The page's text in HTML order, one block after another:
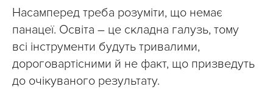
Насамперед треба розуміти, що немає
панацеї. Освіта – це складна галузь, тому
всі інструменти будуть тривалими,
дороговартісними й не факт, що призведуть
до очікуваного результату.